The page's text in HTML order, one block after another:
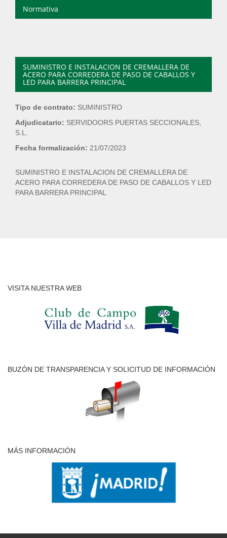
Normativa
SUMINISTRO E INSTALACION DE CREMALLERA DE
ACERO PARA CORREDERA DE PASO DE CABALLOS Y
LED PARA BARRERA PRINCIPAL
Tipo de contrato: SUMINISTRO
Adjudicatario: SERVIDOORS PUERTAS SECCIONALES,
S.L.
Fecha formalización: 21/07/2023
SUMINISTRO E INSTALACION DE CREMALLERA DE
ACERO PARA CORREDERA DE PASO DE CABALLOS Y LED
PARA BARRERA PRINCIPAL
VISITA NUESTRA WEB
BUZÓN DE TRANSPARENCIA Y SOLICITUD DE INFORMACIÓN
MÁS INFORMACIÓN